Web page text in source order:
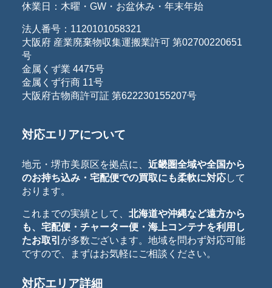
休業日：木曜・GW・お盆休み・年末年始
法人番号：1120101058321
大阪府 産業廃棄物収集運搬業許可 第02700220651
号
金属くず業 4475号
金属くず行商 11号
大阪府古物商許可証 第622230155207号
対応エリアについて
地元・堺市美原区を拠点に、 近畿圏全域や全国から
のお持ち込み・宅配便での買取にも柔軟に対応して
おります。
これまでの実績として、 北海道や沖縄など遠方から
も、宅配便・チャーター便・海上コンテナを利用し
たお取引 が多数ございます。地域を問わず対応可能
ですので、まずはお気軽にご相談ください。
対応エリア詳細